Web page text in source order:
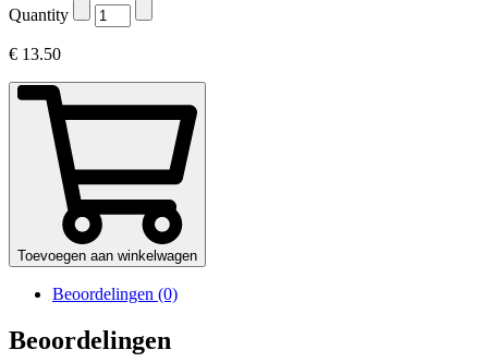
Quantity
€ 13.50
Toevoegen aan winkelwagen
Beoordelingen (0)
Beoordelingen